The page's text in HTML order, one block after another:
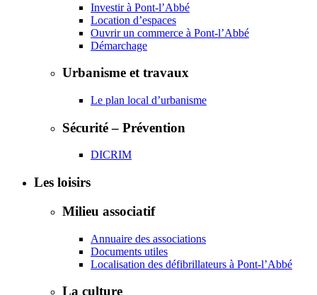
Investir à Pont-l’Abbé
Location d’espaces
Ouvrir un commerce à Pont-l’Abbé
Démarchage
Urbanisme et travaux
Le plan local d’urbanisme
Sécurité – Prévention
DICRIM
Les loisirs
Milieu associatif
Annuaire des associations
Documents utiles
Localisation des défibrillateurs à Pont-l’Abbé
La culture